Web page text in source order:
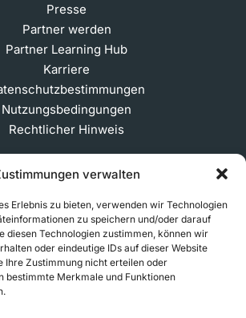
verwalten
Erlebnis zu bieten, verwenden wir Technologien
zu speichern und/oder darauf
diesen Technologien zustimmen, können wir
oder eindeutige IDs auf dieser Website
Ihre Zustimmung nicht erteilen oder
bestimmte Merkmale und Funktionen
Presse
Partner werden
Partner Learning Hub
Karriere
Nutzungsbedingungen
Rechtlicher Hinweis
Greifswalder Straße 155, 10409
Berlin, Deutschland